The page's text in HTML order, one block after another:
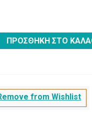
ΠΡΟΣΘΉΚΗ ΣΤΟ
from Wishlist